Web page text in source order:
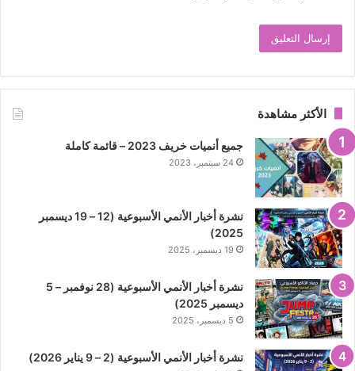
الأكثر مشاهدة
جميع أنميات خريف 2023 – قائمة كاملة
24 سبتمبر، 2023
نشرة أخبار الأنمي الأسبوعية (12 – 19 ديسمبر
2025)
19 ديسمبر، 2025
نشرة أخبار الأنمي الأسبوعية (28 نوفمبر – 5
ديسمبر 2025)
5 ديسمبر، 2025
نشرة أخبار الأنمي الأسبوعية (2 – 9 يناير 2026)